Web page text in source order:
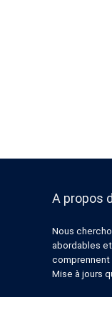
A propos
Nous
abordables
comprennent
Mise à jours